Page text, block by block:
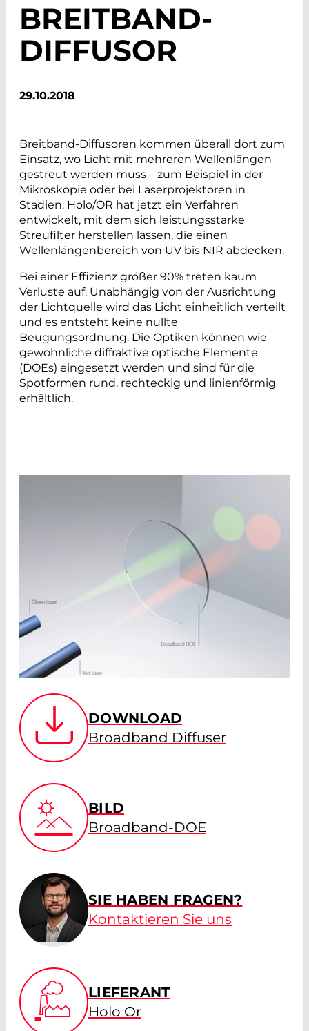
BREITBAND-
DIFFUSOR
29.10.2018
Breitband-Diffusoren kommen überall dort zum
Einsatz, wo Licht mit mehreren Wellenlängen
gestreut werden muss – zum Beispiel in der
Mikroskopie oder bei Laser­projektoren in
Stadien. Holo/OR hat jetzt ein Verfahren
entwickelt, mit dem sich leistungsstarke
Streufilter herstellen lassen, die einen
Wellenlängenbereich von UV bis NIR abdecken.
Bei einer Effizienz größer 90% treten kaum
Verluste auf. Unabhängig von der Ausrichtung
der Lichtquelle wird das Licht einheitlich verteilt
und es entsteht keine nullte
Beugungsordnung. Die Optiken können wie
gewöhnliche diffraktive optische Elemente
(DOEs) eingesetzt werden und sind für die
Spotformen rund, rechteckig und linienförmig
erhältlich.
DOWNLOAD
Broadband Diffuser
BILD
Broadband-DOE
SIE HABEN FRAGEN?
Kontaktieren Sie uns
LIEFERANT
Holo Or